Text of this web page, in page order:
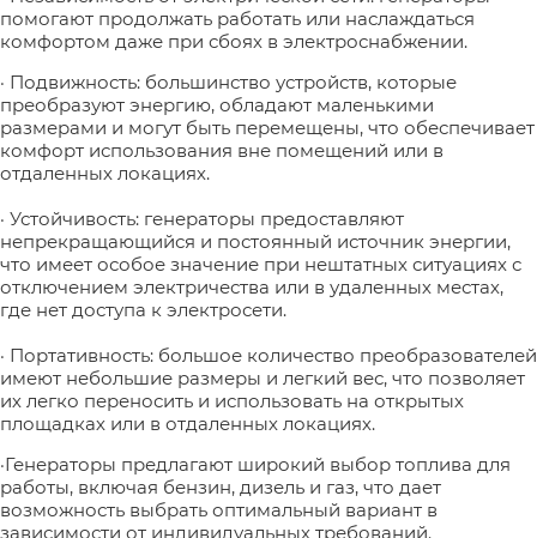
помогают продолжать работать или наслаждаться
комфортом даже при сбоях в электроснабжении.
· Подвижность: большинство устройств, которые
преобразуют энергию, обладают маленькими
размерами и могут быть перемещены, что обеспечивает
комфорт использования вне помещений или в
отдаленных локациях.
· Устойчивость: генераторы предоставляют
непрекращающийся и постоянный источник энергии,
что имеет особое значение при нештатных ситуациях с
отключением электричества или в удаленных местах,
где нет доступа к электросети.
· Портативность: большое количество преобразователей
имеют небольшие размеры и легкий вес, что позволяет
их легко переносить и использовать на открытых
площадках или в отдаленных локациях.
·Генераторы предлагают широкий выбор топлива для
работы, включая бензин, дизель и газ, что дает
возможность выбрать оптимальный вариант в
зависимости от индивидуальных требований.